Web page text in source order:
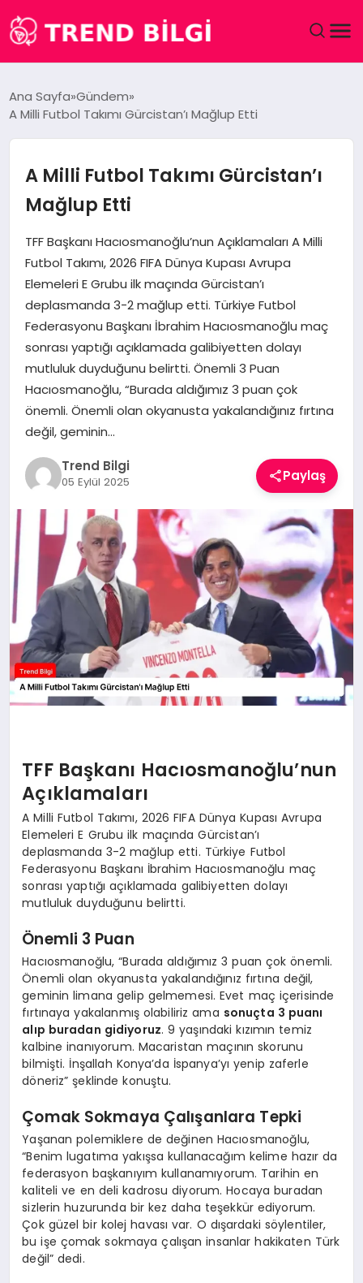
EĞITIM
EKONOMI
MAGAZIN
SAĞLIK
SPOR
TEKNOLOJI
YAŞAM
Ana Sayfa Gündem
A Milli Futbol Takımı Gürcistan’ı Mağlup Etti
A Milli Futbol Takımı Gürcistan’ı
Mağlup Etti
TFF Başkanı Hacıosmanoğlu’nun Açıklamaları A Milli
Futbol Takımı, 2026 FIFA Dünya Kupası Avrupa
Elemeleri E Grubu ilk maçında Gürcistan’ı
deplasmanda 3-2 mağlup etti. Türkiye Futbol
Federasyonu Başkanı İbrahim Hacıosmanoğlu maç
sonrası yaptığı açıklamada galibiyetten dolayı
mutluluk duyduğunu belirtti. Önemli 3 Puan
Hacıosmanoğlu, “Burada aldığımız 3 puan çok
önemli. Önemli olan okyanusta yakalandığınız fırtına
değil, geminin…
Trend Bilgi
05 Eylül 2025 Paylaş
TFF Başkanı Hacıosmanoğlu’nun
Açıklamaları
A Milli Futbol Takımı, 2026 FIFA Dünya Kupası Avrupa
Elemeleri E Grubu ilk maçında Gürcistan’ı
deplasmanda 3-2 mağlup etti. Türkiye Futbol
Federasyonu Başkanı İbrahim Hacıosmanoğlu maç
sonrası yaptığı açıklamada galibiyetten dolayı
mutluluk duyduğunu belirtti.
Önemli 3 Puan
Hacıosmanoğlu, “Burada aldığımız 3 puan çok önemli.
Önemli olan okyanusta yakalandığınız fırtına değil,
geminin limana gelip gelmemesi. Evet maç içerisinde
fırtınaya yakalanmış olabiliriz ama sonuçta 3 puanı
alıp buradan gidiyoruz. 9 yaşındaki kızımın temiz
kalbine inanıyorum. Macaristan maçının skorunu
bilmişti. İnşallah Konya’da İspanya’yı yenip zaferle
döneriz” şeklinde konuştu.
Çomak Sokmaya Çalışanlara Tepki
Yaşanan polemiklere de değinen Hacıosmanoğlu,
“Benim lugatıma yakışsa kullanacağım kelime hazır da
federasyon başkanıyım kullanamıyorum. Tarihin en
kaliteli ve en deli kadrosu diyorum. Hocaya buradan
sizlerin huzurunda bir kez daha teşekkür ediyorum.
Çok güzel bir kolej havası var. O dışardaki söylentiler,
bu işe çomak sokmaya çalışan insanlar hakikaten Türk
değil” dedi.